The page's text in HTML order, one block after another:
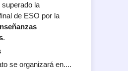
la
de ESO por la
.
se organizará en....